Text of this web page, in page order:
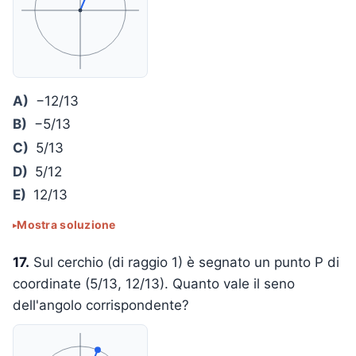
A) −12/13
B) −5/13
C) 5/13
D) 5/12
E) 12/13
Mostra soluzione
17. Sul cerchio (di raggio 1) è segnato un punto P di
coordinate (5/13, 12/13). Quanto vale il seno
dell'angolo corrispondente?